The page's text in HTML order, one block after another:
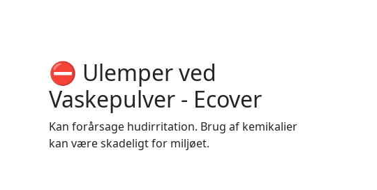
⛔️ Ulemper ved
Vaskepulver - Ecover
Kan forårsage hudirritation. Brug af kemikalier
kan være skadeligt for miljøet.